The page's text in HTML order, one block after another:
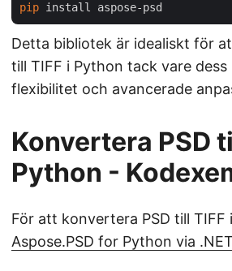
pip
Detta bibliotek är idealiskt för
till TIFF i Python tack vare
flexibilitet och avancerade
Konvertera PSD
Python -
För att konvertera PSD till TIFF
Aspose.PSD for Python via .NET